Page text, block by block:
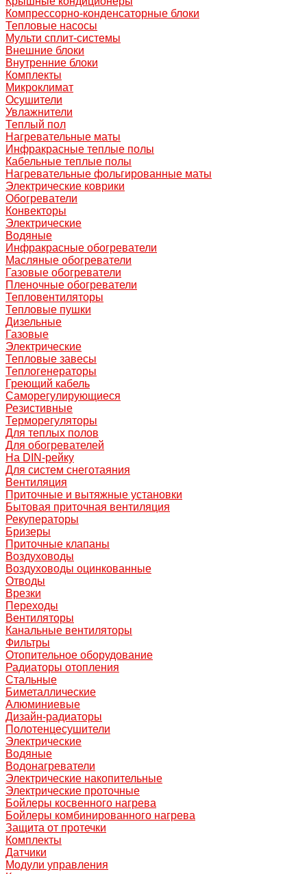
Компрессорно-конденсаторные блоки
Тепловые насосы
Мульти сплит-системы
Внешние блоки
Внутренние блоки
Комплекты
Микроклимат
Осушители
Увлажнители
Теплый пол
Нагревательные маты
Инфракрасные теплые полы
Кабельные теплые полы
Нагревательные фольгированные маты
Электрические коврики
Обогреватели
Конвекторы
Электрические
Водяные
Инфракрасные обогреватели
Масляные обогреватели
Газовые обогреватели
Пленочные обогреватели
Тепловентиляторы
Тепловые пушки
Дизельные
Газовые
Электрические
Тепловые завесы
Теплогенераторы
Греющий кабель
Саморегулирующиеся
Резистивные
Терморегуляторы
Для теплых полов
Для обогревателей
На DIN-рейку
Для систем снеготаяния
Вентиляция
Приточные и вытяжные установки
Бытовая приточная вентиляция
Рекуператоры
Бризеры
Приточные клапаны
Воздуховоды
Воздуховоды оцинкованные
Отводы
Врезки
Переходы
Вентиляторы
Канальные вентиляторы
Фильтры
Отопительное оборудование
Радиаторы отопления
Стальные
Биметаллические
Алюминиевые
Дизайн-радиаторы
Полотенцесушители
Электрические
Водяные
Водонагреватели
Электрические накопительные
Электрические проточные
Бойлеры косвенного нагрева
Бойлеры комбинированного нагрева
Защита от протечки
Комплекты
Датчики
Модули управления